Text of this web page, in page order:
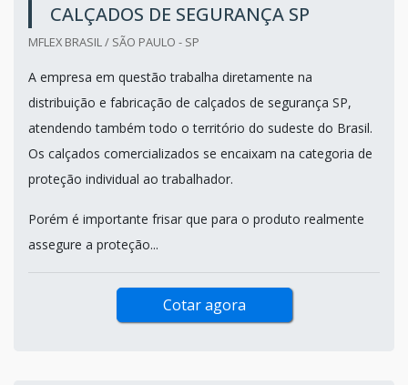
CALÇADOS DE SEGURANÇA SP
MFLEX BRASIL / SÃO PAULO - SP
A empresa em questão trabalha diretamente na
distribuição e fabricação de calçados de segurança SP,
atendendo também todo o território do sudeste do Brasil.
Os calçados comercializados se encaixam na categoria de
proteção individual ao trabalhador.
Porém é importante frisar que para o produto realmente
assegure a proteção...
Cotar agora